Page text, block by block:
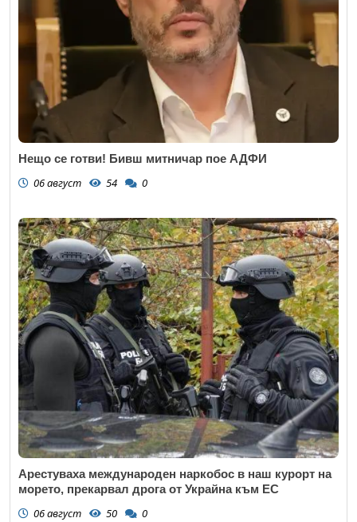
Нещо се готви! Бивш митничар пое АДФИ
06 август 54 0
Арестуваха международен наркобос в наш курорт на
морето, прекарвал дрога от Украйна към ЕС
06 август 50 0